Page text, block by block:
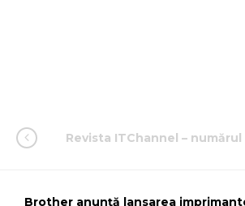
Revista ITChannel – numărul
Brother anunță lansarea